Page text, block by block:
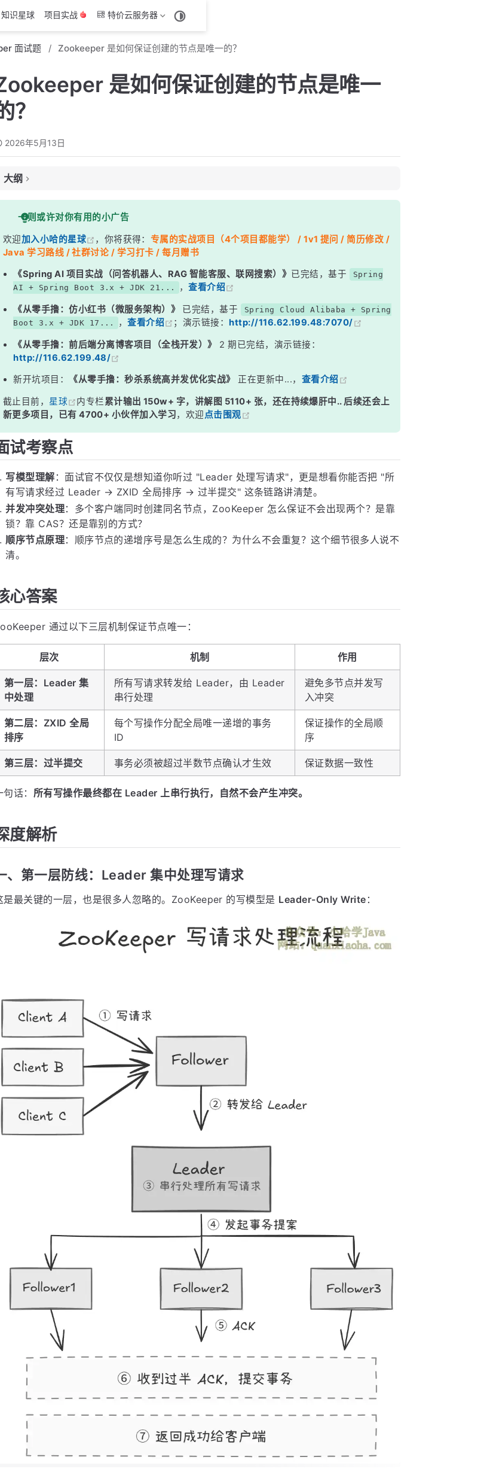
知识星球 项目实战 特价云服务器
面试题 Zookeeper 是如何保证创建的节点是唯一的？
是如何保证创建的节点是唯一
？
2026年5月13日
大纲
面试考察点
核心答案
深度解析
二、第二层防线：ZXID 全局排序
三、第三层防线：过半提交（Quorum）
四、同名节点创建失败的处理
五、顺序节点怎么保证唯一？
面试高频追问
常见面试变体
记忆口诀
一则或许对你有用的小广告
欢迎加入小哈的星球 ，你将获得： 专属的实战项目（4个项目都能学） / 1v1 提问 / 简历修改 /
Java 学习路线 / 社群讨论 / 学习打卡 / 每月赠书
《Spring AI 项目实战（问答机器人、RAG 智能客服、联网搜索）》 已完结，基于
Spring
AI + Spring Boot 3.x + JDK 21...
，查看介绍
《从零手撸：仿小红书（微服务架构）》 已完结，基于
Spring Cloud Alibaba + Spring
Boot 3.x + JDK 17...
，查看介绍 ；演示链接：http://116.62.199.48:7070/
《从零手撸：前后端分离博客项目（全栈开发）》
2 期已完结，演示链接：
http://116.62.199.48/
新开坑项目： 《从零手撸：秒杀系统高并发优化实战》 正在更新中...， 查看介绍
截止目前， 星球 内专栏累计输出 150w+ 字，讲解图 5110+ 张，还在持续爆肝中.. 后续还会上
新更多项目，已有 4700+ 小伙伴加入学习，欢迎点击围观
试考察点
写模型理解 ：面试官不仅仅是想知道你听过 "Leader 处理写请求"，更是想看你能否把 "所
有写请求经过 Leader → ZXID 全局排序 → 过半提交" 这条链路讲清楚。
并发冲突处理：多个客户端同时创建同名节点，ZooKeeper 怎么保证不会出现两个？是靠
锁？靠 CAS？还是靠别的方式？
顺序节点原理：顺序节点的递增序号是怎么生成的？为什么不会重复？这个细节很多人说不
清。
心答案
通过以下三层机制保证节点唯一：
层次 机制 作用
第一层：Leader 集
中处理
所有写请求转发给 Leader，由 Leader
串行处理
避免多节点并发写
入冲突
第二层：ZXID 全局
排序
每个写操作分配全局唯一递增的事务
ID
保证操作的全局顺
序
第三层：过半提交 事务必须被超过半数节点确认才生效 保证数据一致性
句话： 所有写操作最终都在 Leader 上串行执行，自然不会产生冲突。
度解析
、第一层防线：Leader 集中处理写请求
是最关键的一层，也是很多人忽略的。ZooKeeper 的写模型是 Leader-Only Write ：